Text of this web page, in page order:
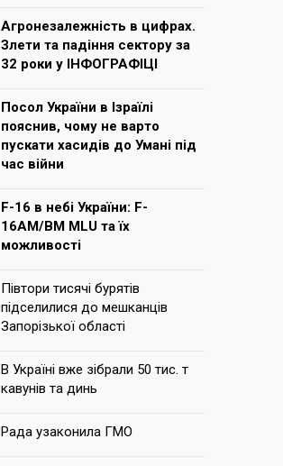
Агронезалежність в цифрах.
Злети та падіння сектору за
32 роки у ІНФОГРАФІЦІ
Посол України в Ізраїлі
пояснив, чому не варто
пускати хасидів до Умані під
час війни
F-16 в небі України: F-
16AM/BM MLU та їх
можливості
Півтори тисячі бурятів
підселилися до мешканців
Запорізької області
В Україні вже зібрали 50 тис. т
кавунів та динь
Рада узаконила ГМО